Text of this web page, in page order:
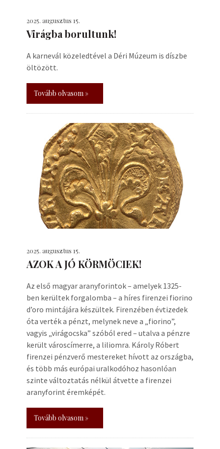
2025. augusztus 15.
Virágba borultunk!
A karnevál közeledtével a Déri Múzeum is díszbe
öltözött.
Tovább olvasom »
2025. augusztus 15.
AZOK A JÓ KÖRMÖCIEK!
Az első magyar aranyforintok – amelyek 1325-
ben kerültek forgalomba – a híres firenzei fiorino
d’oro mintájára készültek. Firenzében évtizedek
óta verték a pénzt, melynek neve a „fiorino”,
vagyis „virágocska” szóból ered – utalva a pénzre
került városcímerre, a liliomra. Károly Róbert
firenzei pénzverő mestereket hívott az országba,
és több más európai uralkodóhoz hasonlóan
szinte változtatás nélkül átvette a firenzei
aranyforint éremképét.
Tovább olvasom »